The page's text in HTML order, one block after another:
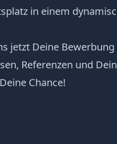
in einem
jetzt Deine
Referenzen und
Chance!